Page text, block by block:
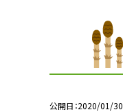
公開日 2020/01/30